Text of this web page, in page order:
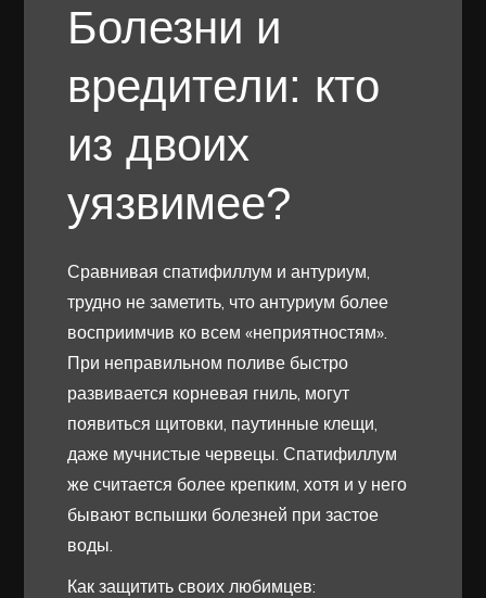
Болезни и
вредители: кто
из двоих
уязвимее?
Сравнивая спатифиллум и антуриум,
трудно не заметить, что антуриум более
восприимчив ко всем «неприятностям».
При неправильном поливе быстро
развивается корневая гниль, могут
появиться щитовки, паутинные клещи,
даже мучнистые червецы. Спатифиллум
же считается более крепким, хотя и у него
бывают вспышки болезней при застое
воды.
Как защитить своих любимцев: